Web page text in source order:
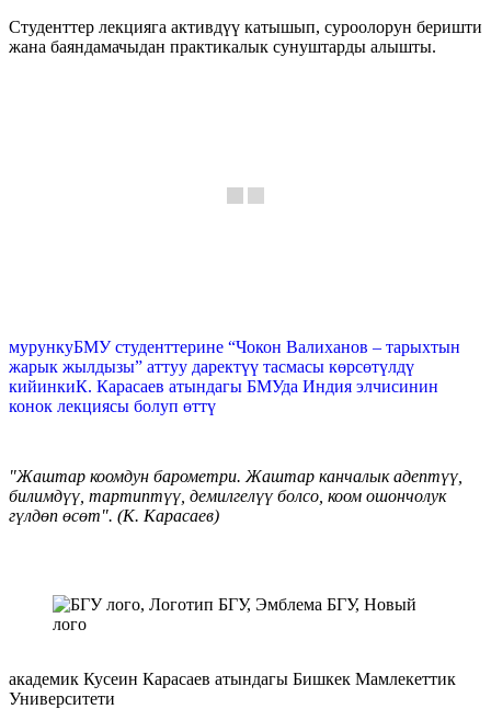
Студенттер лекцияга активдүү катышып, суроолорун беришти
жана баяндамачыдан практикалык сунуштарды алышты.
мурункуБМУ студенттерине “Чокон Валиханов – тарыхтын
жарык жылдызы” аттуу даректүү тасмасы көрсөтүлдү
кийинкиК. Карасаев атындагы БМУда Индия элчисинин
конок лекциясы болуп өттү
"Жаштар коомдун барометри. Жаштар канчалык адептүү,
билимдүү, тартиптүү, демилгелүү болсо, коом ошончолук
гүлдөп өсөт". (К. Карасаев)
академик Кусеин Карасаев атындагы Бишкек Мамлекеттик
Университети